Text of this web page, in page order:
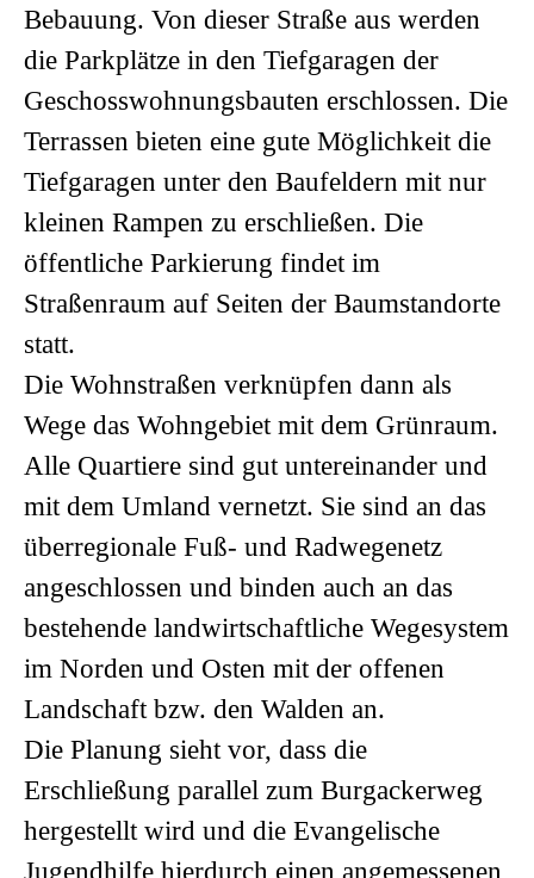
Bebauung. Von dieser Straße aus werden
die Parkplätze in den Tiefgaragen der
Geschosswohnungsbauten erschlossen. Die
Terrassen bieten eine gute Möglichkeit die
Tiefgaragen unter den Baufeldern mit nur
kleinen Rampen zu erschließen. Die
öffentliche Parkierung findet im
Straßenraum auf Seiten der Baumstandorte
statt.
Die Wohnstraßen verknüpfen dann als
Wege das Wohngebiet mit dem Grünraum.
Alle Quartiere sind gut untereinander und
mit dem Umland vernetzt. Sie sind an das
überregionale Fuß- und Radwegenetz
angeschlossen und binden auch an das
bestehende landwirtschaftliche Wegesystem
im Norden und Osten mit der offenen
Landschaft bzw. den Walden an.
Die Planung sieht vor, dass die
Erschließung parallel zum Burgackerweg
hergestellt wird und die Evangelische
Jugendhilfe hierdurch einen angemessenen